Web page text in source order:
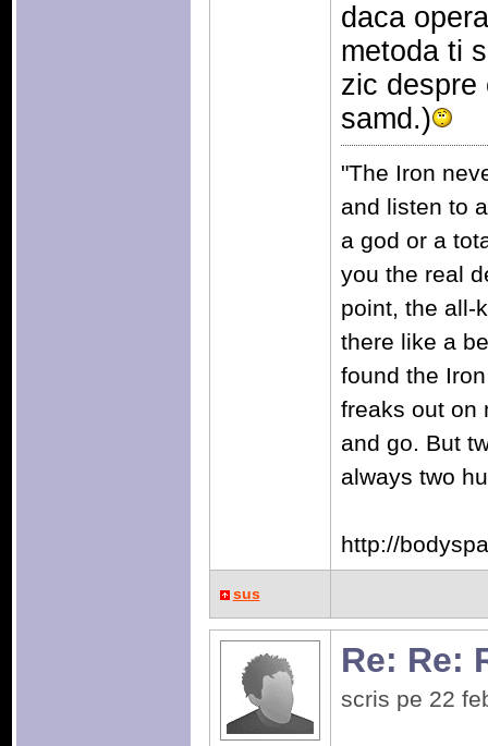
daca
metoda ti
zic despre
samd.)
"The Iron
and listen to
a god or a
you the real
point, the all-
there like a
found the
freaks out on
and go. But
always two
http://
sus
Re: Re:
scris pe 22